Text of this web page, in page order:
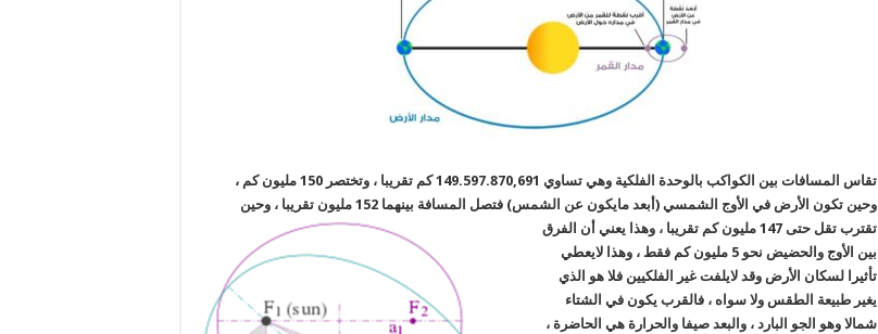
تقاس المسافات بين الكواكب بالوحدة الفلكية وهي تساوي
149.597.870,691 كم تقريبا ، وتختصر 150 مليون كم ،
وحين تكون الأرض في الأوج الشمسي (أبعد مايكون عن الشمس) فتصل المسافة بينهما 152 مليون تقريبا ،
وحين
تقترب تقل حتى 147 مليون كم تقريبا ، وهذا يعني أن الفرق
بين الأوج والحضيض نحو 5 مليون كم فقط ، وهذا لايعطي
تأثيرا لسكان الأرض وقد لايلفت غير الفلكيين فلا هو الذي
يغير طبيعة الطقس ولا سواه ، فالقرب يكون في الشتاء
شمالا وهو الجو البارد ، والبعد صيفا والحرارة هي الحاضرة ،